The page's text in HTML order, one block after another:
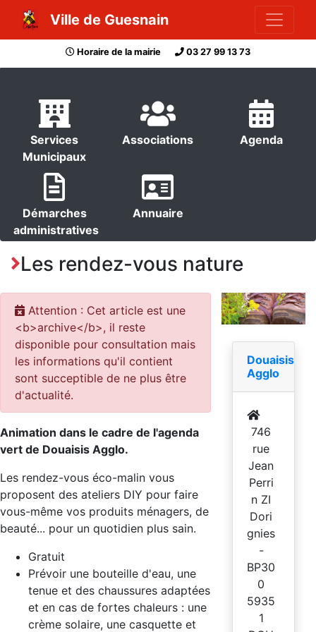
Ville de Guesnain
Horaire de la mairie 03 27 99 13 73
Services
Municipaux
Associations Agenda
Démarches
administratives
Annuaire
Les rendez-vous nature
Attention : Cet article est une
<b>archive</b>, il reste
disponible pour consultation mais
les informations qu'il contient
sont succeptible de ne plus être
d'actualité.
Animation dans le cadre de l'agenda
vert de Douaisis Agglo.
Les rendez-vous éco-malin vous
proposent des ateliers DIY pour faire
vous-même vos produits ménagers, de
beauté... pour un quotidien plus sain.
Gratuit
Prévoir une bouteille d'eau, une
tenue et des chaussures adaptées
et en cas de fortes chaleurs : une
crème solaire, une casquette et
Douaisis
Agglo
746
rue
Jean
Perri
n ZI
Dori
gnies
-
BP30
0
5935
1